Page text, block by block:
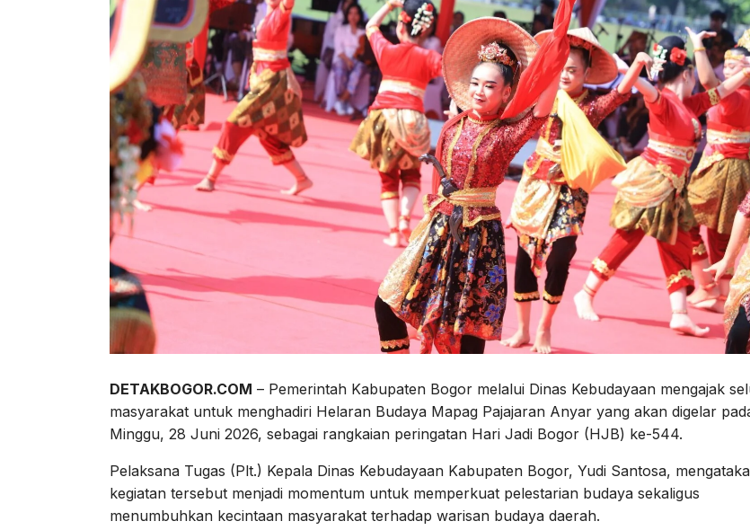
DETAKBOGOR.COM – Pemerintah Kabupaten Bogor melalui Dinas Kebudayaan mengajak
masyarakat untuk menghadiri Helaran Budaya Mapag Pajajaran Anyar yang akan digelar
Minggu, 28 Juni 2026, sebagai rangkaian peringatan Hari Jadi Bogor (HJB) ke-544.
Pelaksana Tugas (Plt.) Kepala Dinas Kebudayaan Kabupaten Bogor, Yudi Santosa,
kegiatan tersebut menjadi momentum untuk memperkuat pelestarian budaya sekaligus
menumbuhkan kecintaan masyarakat terhadap warisan budaya daerah.